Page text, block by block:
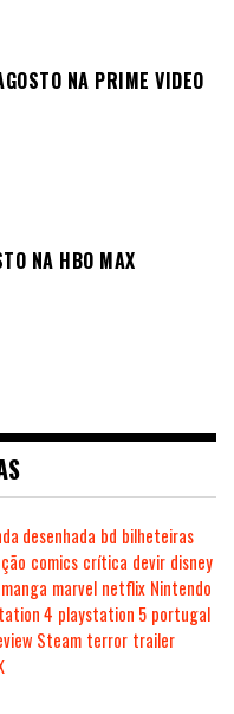
NA PRIME VIDEO
NA HBO MAX
desenhada bd bilheteiras
comics crítica devir disney
manga marvel netflix Nintendo
4 playstation 5 portugal
Steam terror trailer